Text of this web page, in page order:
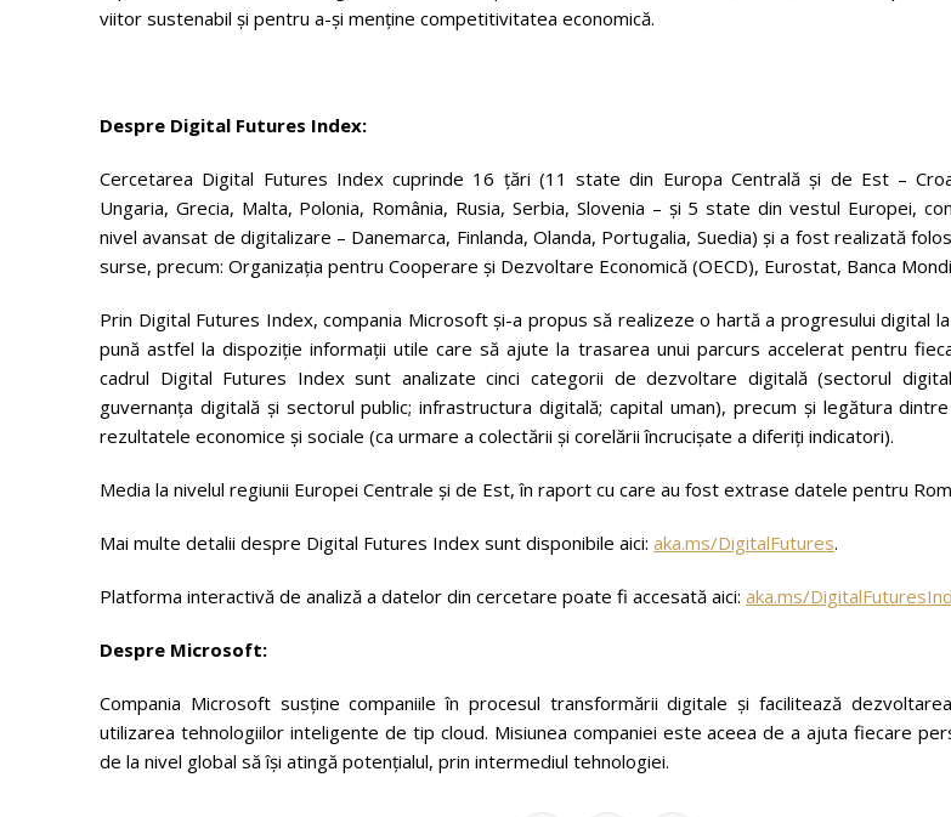
viitor sustenabil și pentru a-și menține competitivitatea economică.
Despre Digital Futures Index:
Cercetarea Digital Futures Index cuprinde 16 țări (11 state din Europa Centrală și de Est –
Ungaria, Grecia, Malta, Polonia, România, Rusia, Serbia, Slovenia – și 5 state din vestul Europei,
nivel avansat de digitalizare – Danemarca, Finlanda, Olanda, Portugalia, Suedia) și a fost realizată
surse, precum: Organizația pentru Cooperare și Dezvoltare Economică (OECD), Eurostat, Banca
Prin Digital Futures Index, compania Microsoft și-a propus să realizeze o hartă a progresului digital
pună astfel la dispoziție informații utile care să ajute la trasarea unui parcurs accelerat pentru
cadrul Digital Futures Index sunt analizate cinci categorii de dezvoltare digitală (sectorul
guvernanța digitală și sectorul public; infrastructura digitală; capital uman), precum și legătura
rezultatele economice și sociale (ca urmare a colectării și corelării încrucișate a diferiți indicatori).
Media la nivelul regiunii Europei Centrale și de Est, în raport cu care au fost extrase datele pentru
Mai multe detalii despre Digital Futures Index sunt disponibile aici: aka.ms/DigitalFutures.
Platforma interactivă de analiză a datelor din cercetare poate fi accesată aici: aka.ms/
Despre Microsoft:
Compania Microsoft susține companiile în procesul transformării digitale și facilitează
utilizarea tehnologiilor inteligente de tip cloud. Misiunea companiei este aceea de a ajuta fiecare
de la nivel global să își atingă potențialul, prin intermediul tehnologiei.